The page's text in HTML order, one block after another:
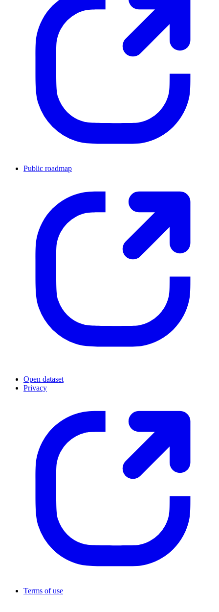
Public roadmap
Open dataset
Privacy
Terms of use